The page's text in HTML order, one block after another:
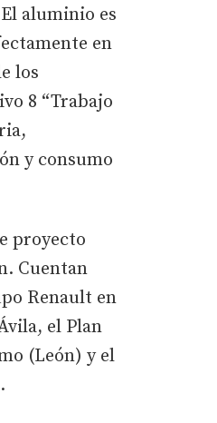
aluminio es
en
los
8 “Trabajo
y consumo
proyecto
Cuentan
Renault en
el Plan
(León) y el